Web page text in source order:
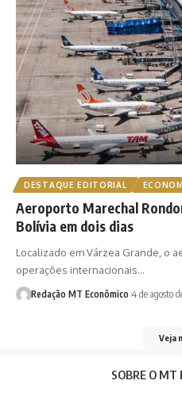
DESTAQUE EDITORIAL
Aeroporto Marechal
Bolívia em dois dias
Localizado em Várzea Grande, o
operações internacionais…
Redação MT Econômico 4 de agosto
Veja
SOBRE O MT